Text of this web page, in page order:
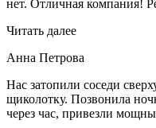
нет. Отличная компания!
Читать далее
Анна Петрова
Нас затопили соседи
щиколотку. Позвонила
через час, привезли